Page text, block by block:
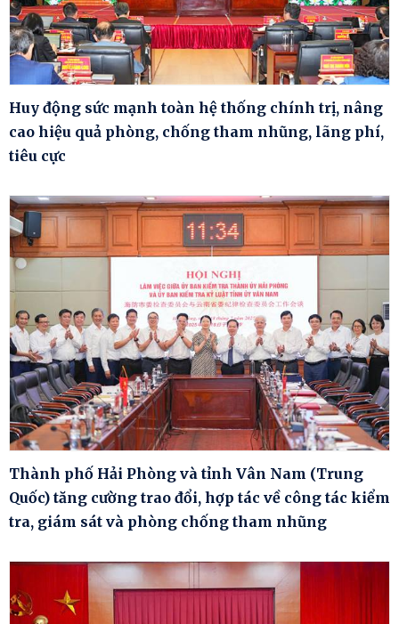
Huy động sức mạnh toàn hệ thống chính trị, nâng
cao hiệu quả phòng, chống tham nhũng, lãng phí,
tiêu cực
Thành phố Hải Phòng và tỉnh Vân Nam (Trung
Quốc) tăng cường trao đổi, hợp tác về công tác kiểm
tra, giám sát và phòng chống tham nhũng